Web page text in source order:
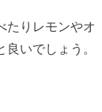
たりレモンやオ
いでしょう。